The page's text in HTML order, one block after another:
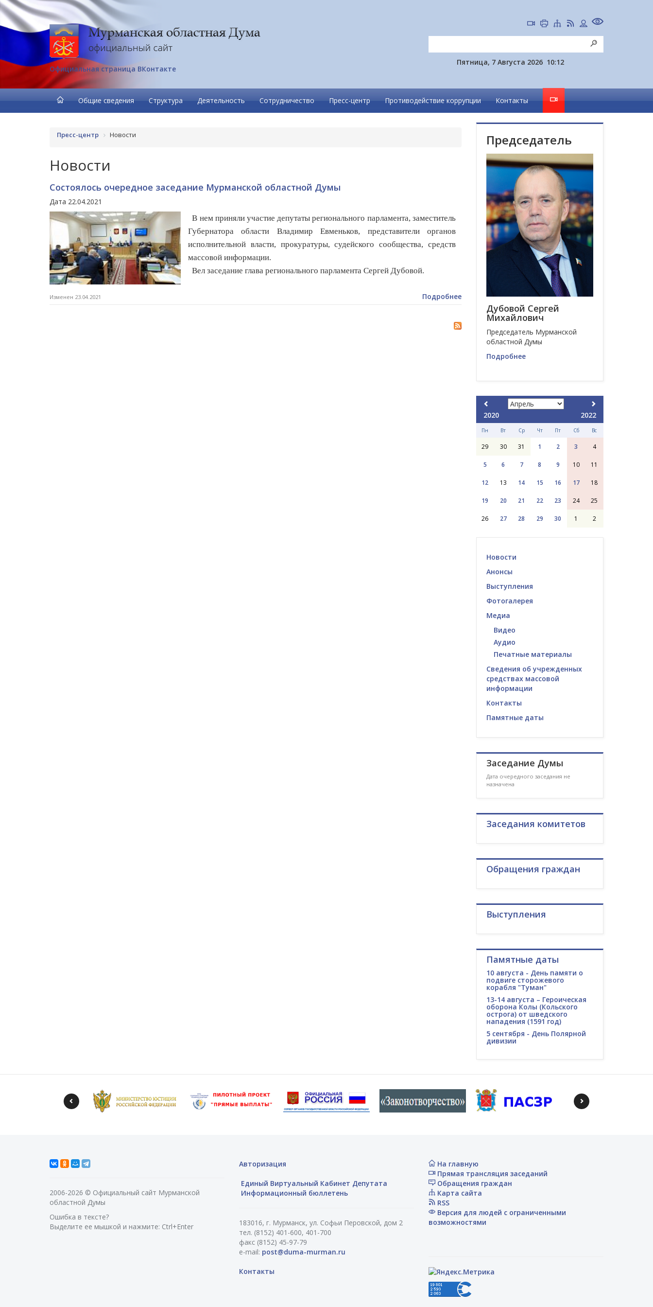
Официальная страница ВКонтакте
Пятница, 7 Августа 2026 10:12
Общие сведения Структура Деятельность Сотрудничество Пресс-центр Противодействие коррупции Контакты
Пресс-центр Новости
Новости
Состоялось очередное заседание Мурманской областной Думы
Дата 22.04.2021
В нем приняли участие депутаты регионального парламента, заместитель
Губернатора области Владимир Евменьков, представители органов
исполнительной власти, прокуратуры, судейского сообщества, средств
массовой информации.
Вел заседание глава регионального парламента Сергей Дубовой.
Изменен 23.04.2021 Подробнее
Председатель
Дубовой Сергей
Михайлович
Председатель Мурманской
областной Думы
Подробнее
2020 2022
Пн Вт Ср Чт Пт Сб Вс
29 30 31 1 2 3 4
5 6 7 8 9 10 11
12 13 14 15 16 17 18
19 20 21 22 23 24 25
26 27 28 29 30 1 2
Новости
Анонсы
Выступления
Фотогалерея
Медиа
Видео
Аудио
Печатные материалы
Сведения об учрежденных
средствах массовой
информации
Контакты
Памятные даты
Заседание Думы
Дата очередного заседания не
назначена
Заседания комитетов
Обращения граждан
Выступления
Памятные даты
10 августа - День памяти о
подвиге сторожевого
корабля "Туман"
13-14 августа – Героическая
оборона Колы (Кольского
острога) от шведского
нападения (1591 год)
5 сентября - День Полярной
дивизии
2006-2026 © Официальный сайт Мурманской
областной Думы
Ошибка в тексте?
Выделите ее мышкой и нажмите: Ctrl+Enter
Авторизация
Единый Виртуальный Кабинет Депутата
Информационный бюллетень
183016, г. Мурманск, ул. Софьи Перовской, дом 2
тел. (8152) 401-600, 401-700
факс (8152) 45-97-79
e-mail: post@duma-murman.ru
Контакты
На главную
Прямая трансляция заседаний
Обращения граждан
Карта сайта
RSS
Версия для людей с ограниченными
возможностями